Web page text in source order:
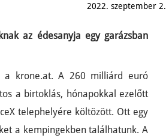
2022. szeptember 2.
az édesanyja egy garázsban
a krone.at. A 260 milliárd euró
a birtoklás, hónapokkal ezelőtt
telephelyére költözött. Ott egy
a kempingekben találhatunk. A